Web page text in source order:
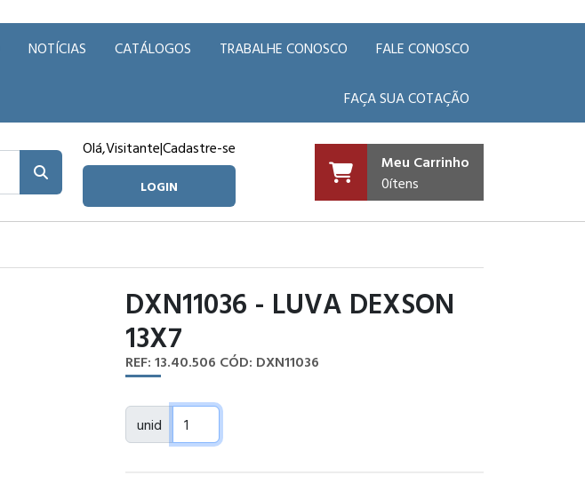
NOTÍCIAS CATÁLOGOS TRABALHE CONOSCO FALE CONOSCO
FAÇA SUA COTAÇÃO
Olá,Visitante|Cadastre-se
LOGIN
Meu Carrinho
0ítens
DXN11036 - LUVA DEXSON
13X7
REF: 13.40.506 CÓD: DXN11036
unid